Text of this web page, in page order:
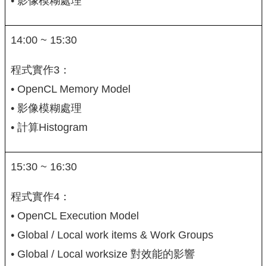
14:00 ~ 15:30
程式實作3：
• OpenCL Memory Model
• 影像模糊處理
• 計算Histogram
15:30 ~ 16:30
程式實作4：
• OpenCL Execution Model
• Global / Local work items & Work Groups
• Global / Local worksize 對效能的影響